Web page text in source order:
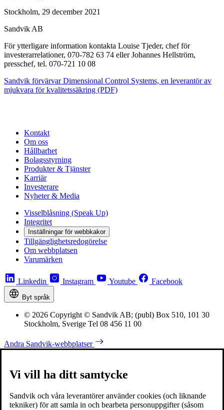
Stockholm, 29 december 2021
Sandvik AB
För ytterligare information kontakta Louise Tjeder, chef för
investerarrelationer, 070-782 63 74 eller Johannes Hellström,
presschef, tel. 070-721 10 08
Sandvik förvärvar Dimensional Control Systems, en leverantör av
mjukvara för kvalitetssäkring (PDF)
Kontakt
Om oss
Hållbarhet
Bolagsstyrning
Produkter & Tjänster
Karriär
Investerare
Nyheter & Media
Visselblåsning (Speak Up)
Integritet
Inställningar för webbkakor
Tillgänglighetsredogörelse
Om webbplatsen
Varumärken
Linkedin Instagram Youtube Facebook
Byt språk
© 2026 Copyright © Sandvik AB; (publ) Box 510, 101 30
Stockholm, Sverige Tel 08 456 11 00
Andra Sandvik-webbplatser
Vi vill ha ditt samtycke
Sandvik och våra leverantörer använder cookies (och liknande
tekniker) för att samla in och bearbeta personuppgifter (såsom